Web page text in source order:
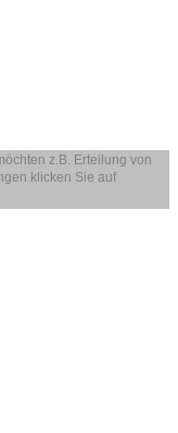
z.B. Erteilung von
klicken Sie auf